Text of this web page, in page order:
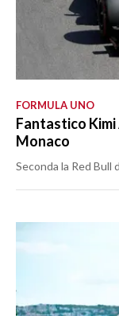
FORMULA UNO
Fantastico
Monaco
Seconda la Red Bull